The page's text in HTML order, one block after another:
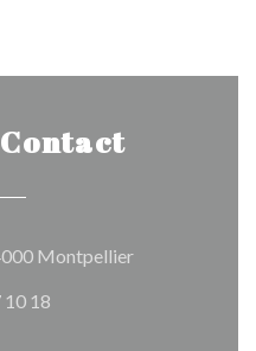
Montpellier((opens in a
10 18